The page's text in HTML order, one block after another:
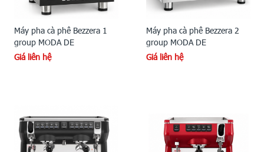
Máy pha cà phê Bezzera 1
group MODA DE
Giá liên hệ
Máy pha cà phê Bezzera 2
group MODA DE
Giá liên hệ